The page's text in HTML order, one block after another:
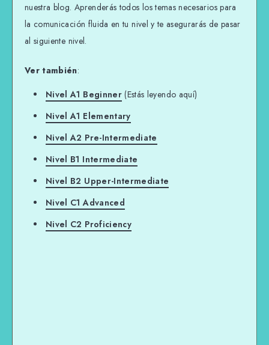
nuestra blog. Aprenderás todos los temas necesarios para
la comunicación fluida en tu nivel y te asegurarás de pasar
al siguiente nivel.
Ver también:
Nivel A1 Beginner(Estás leyendo aquí)
Nivel A1 Elementary
Nivel A2 Pre-Intermediate
Nivel B1 Intermediate
Nivel B2 Upper-Intermediate
Nivel C1 Advanced
Nivel C2 Proficiency